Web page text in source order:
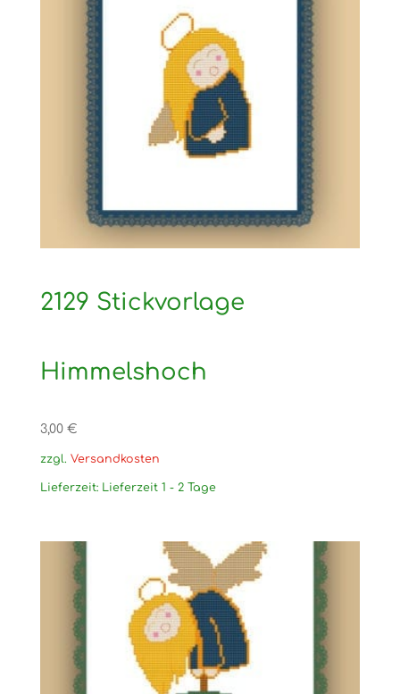
2129 Stickvorlage
Himmelshoch
3,00 €
zzgl. Versandkosten
Lieferzeit: Lieferzeit 1 - 2 Tage